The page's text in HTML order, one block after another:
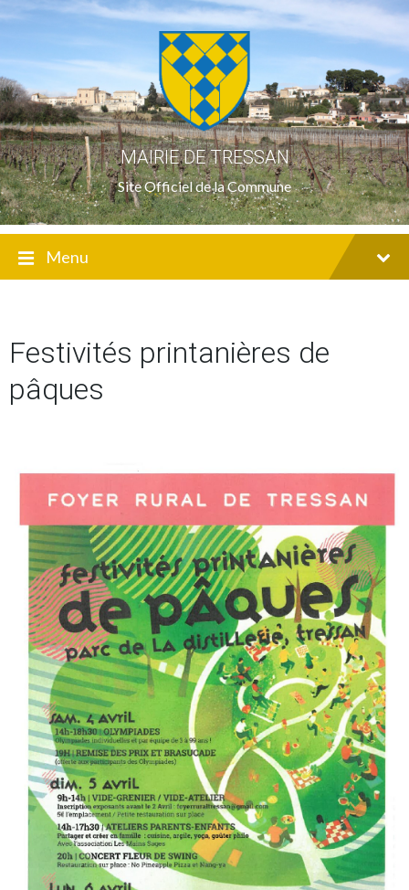
Skip
to
Skip
to
navigation
Skip
to
MAIRIE DE TRESSAN
Site Officiel de la Commune
Menu
Festivités printanières de
pâques